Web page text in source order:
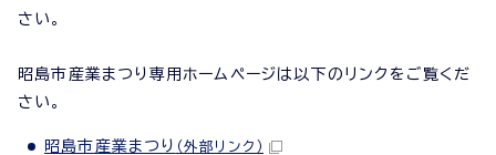
さい。
昭島市産業まつり専用ホームページは以下のリンクをご覧くだ
さい。
昭島市産業まつり （外部リンク）